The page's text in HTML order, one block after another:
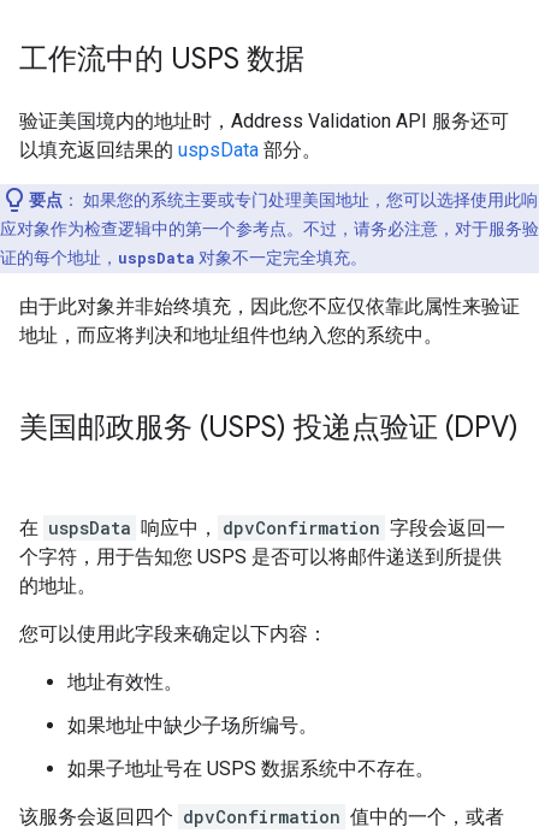
工作流中的 USPS 数据
验证美国境内的地址时，Address Validation API 服务还可
以填充返回结果的 uspsData 部分。
要点 ： 如果您的系统主要或专门处理美国地址，您可以选择使用此响
应对象作为检查逻辑中的第一个参考点。不过，请务必注意，对于服务验
证的每个地址， uspsData 对象不一定完全填充。
由于此对象并非始终填充，因此您不应仅依靠此属性来验证
地址，而应将判决和地址组件也纳入您的系统中。
美国邮政服务 (USPS) 投递点验证 (DPV)
在 uspsData 响应中， dpvConfirmation 字段会返回一
个字符，用于告知您 USPS 是否可以将邮件递送到所提供
的地址。
您可以使用此字段来确定以下内容：
地址有效性。
如果地址中缺少子场所编号。
如果子地址号在 USPS 数据系统中不存在。
该服务会返回四个 dpvConfirmation 值中的一个，或者